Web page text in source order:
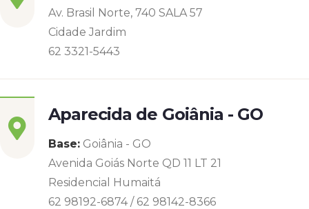
Av. Brasil Norte, 740 SALA 57
Cidade Jardim
62 3321-5443
Aparecida de Goiânia - GO
Base: Goiânia - GO
Avenida Goiás Norte QD 11 LT 21
Residencial Humaitá
62 98192-6874 / 62 98142-8366